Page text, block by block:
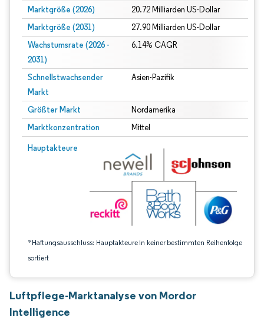
Marktgröße (2026) 20.72 Milliarden US-Dollar
Marktgröße (2031) 27.90 Milliarden US-Dollar
Wachstumsrate (2026 -
2031)
6.14% CAGR
Schnellstwachsender
Markt
Asien-Pazifik
Größter Markt Nordamerika
Marktkonzentration Mittel
Hauptakteure
*Haftungsausschluss: Hauptakteure in keiner bestimmten Reihenfolge
sortiert
Bild © Mordor Intelligence. Wiederverwendung erfordert Namensnennung
Luftpflege-Marktanalyse von Mordor
Intelligence